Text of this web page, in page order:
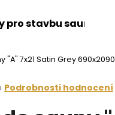
pro stavbu sauny
"A" 7x21 Satin Grey
Podrobnosti hodnocení